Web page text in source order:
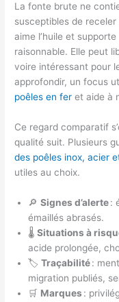
La fonte brute ne
susceptibles de
aime l’huile et
raisonnable. Elle peut
voire intéressant pour
approfondir, un focus
poêles en fer et aide à
Ce regard comparatif
qualité suit. Plusieurs
des poêles inox, acier
utiles au choix.
🔎Signes d’alerte:
émaillés abrasés.
🌡️Situations à
acide prolongée,
🏷️Traçabilité:
migration publiés,
🛒 Marques :